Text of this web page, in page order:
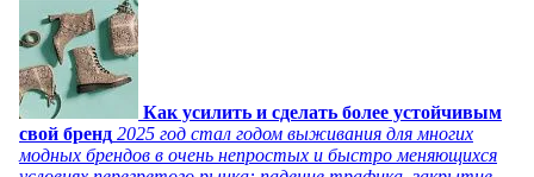
Как усилить и сделать более устойчивым
свой бренд 2025 год стал годом выживания для многих
модных брендов в очень непростых и быстро меняющихся